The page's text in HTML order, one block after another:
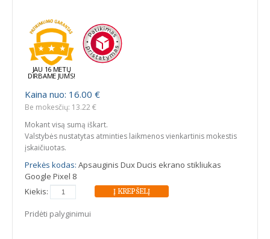
JAU 16 METŲ
DIRBAME JUMS!
Kaina nuo: 16.00 €
Be mokesčių: 13.22 €
Mokant visą sumą iškart.
Valstybės nustatytas atminties laikmenos vienkartinis mokestis
įskaičiuotas.
Prekės kodas: Apsauginis Dux Ducis ekrano stikliukas
Google Pixel 8
Kiekis:
Pridėti palyginimui